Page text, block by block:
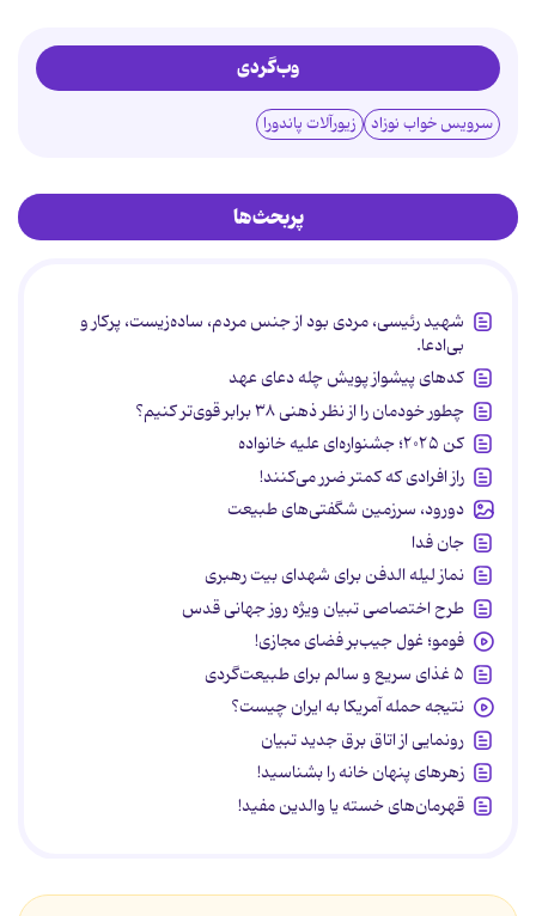
وب‌گردی
سرویس خواب نوزاد زیورآلات پاندورا
پربحث‌ها
شهید رئیسی، مردی بود از جنس مردم، ساده‌زیست، پرکار و
بی‌ادعا.
کدهای پیشواز پویش چله دعای عهد
چطور خودمان را از نظر ذهنی ۳۸ برابر قوی‌تر کنیم؟
کن ۲۰۲۵؛ جشنواره‌ای علیه خانواده
راز افرادی که کمتر ضرر می‌کنند!
دورود، سرزمین شگفتی‌های طبیعت
جان فدا
نماز لیله الدفن برای شهدای بیت رهبری
طرح اختصاصی تبیان ویژه روز جهانی قدس
فومو؛ غول جیب‌بر فضای مجازی!
۵ غذای سریع و سالم برای طبیعت‌گردی
نتیجه حمله آمریکا به ایران چیست؟
رونمایی از اتاق برق جدید تبیان
زهرهای پنهان خانه را بشناسید!
قهرمان‌های خسته یا والدین مفید!